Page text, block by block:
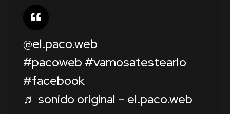
@el.paco.web
#pacoweb #vamosatestearlo
#facebook
♬ sonido original – el.paco.web